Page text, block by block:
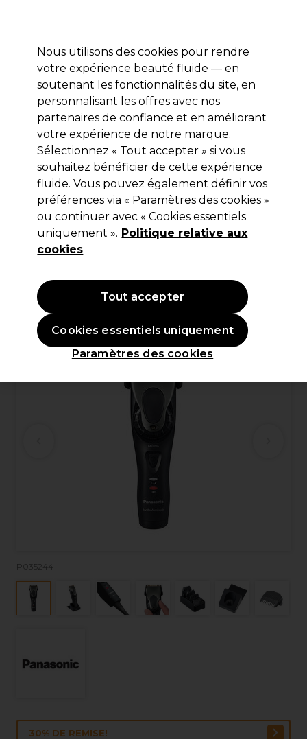
Se connecter
Marques Bons plans Coiffure Electro et Matériel
Livraison et délais
lire la suite
Panasonic
Panasonic Tondeuse Cheveux
Professionelle ER-GP86
(2)
175,00 €250,00 €
210,00 €TVA incluse)
OFFRE
P035244
30% DE REMISE!
Nous utilisons des cookies pour rendre
votre expérience beauté fluide — en
soutenant les fonctionnalités du site, en
personnalisant les offres avec nos
partenaires de confiance et en améliorant
votre expérience de notre marque.
Sélectionnez « Tout accepter » si vous
souhaitez bénéficier de cette expérience
fluide. Vous pouvez également définir vos
préférences via « Paramètres des cookies »
ou continuer avec « Cookies essentiels
uniquement ». Politique relative aux
cookies
Paramètres des cookies
Cookies essentiels uniquement
Tout accepter